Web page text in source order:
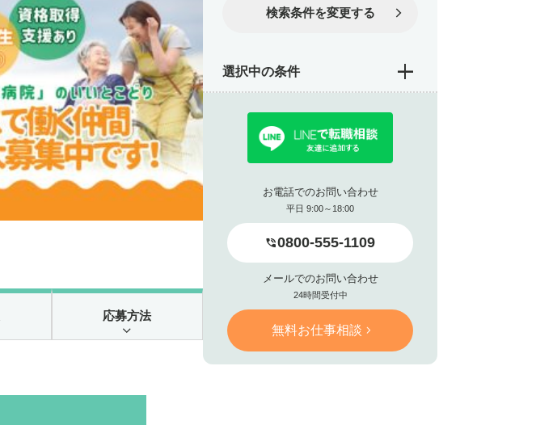
応募方法
検索条件を変更する
選択中の条件
お電話でのお問い合わせ
平日 9:00～18:00
0800-555-1109
メールでのお問い合わせ
24時間受付中
無料お仕事相談